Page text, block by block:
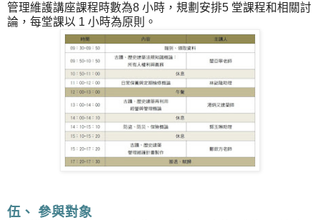
管理維護講座課程時數為8 小時，規劃安排5 堂課程和相關討
論，每堂課以 1 小時為原則。
伍、 參與對象